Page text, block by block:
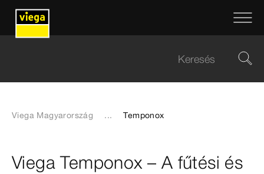
Viega Magyarország ... Temponox
Viega Temponox – A fűtési és